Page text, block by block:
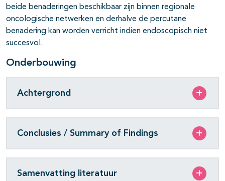
beide benaderingen beschikbaar zijn binnen regionale
oncologische netwerken en derhalve de percutane
benadering kan worden verricht indien endoscopisch niet
succesvol.
Onderbouwing
Achtergrond
Conclusies / Summary of Findings
Samenvatting literatuur